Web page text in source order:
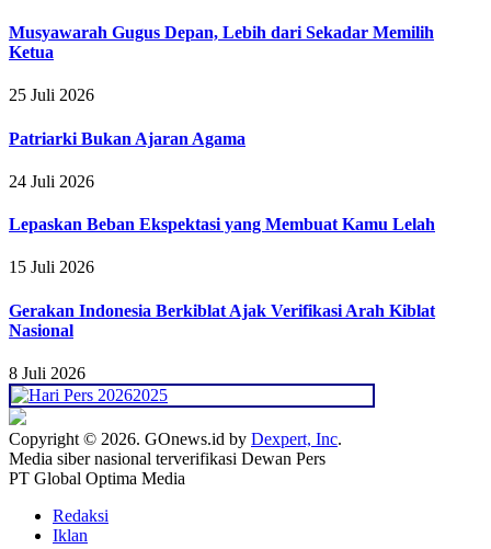
Musyawarah Gugus Depan, Lebih dari Sekadar Memilih
Ketua
25 Juli 2026
Patriarki Bukan Ajaran Agama
24 Juli 2026
Lepaskan Beban Ekspektasi yang Membuat Kamu Lelah
15 Juli 2026
Gerakan Indonesia Berkiblat Ajak Verifikasi Arah Kiblat
Nasional
8 Juli 2026
Copyright © 2026. GOnews.id by Dexpert, Inc.
Media siber nasional terverifikasi Dewan Pers
PT Global Optima Media
Redaksi
Iklan